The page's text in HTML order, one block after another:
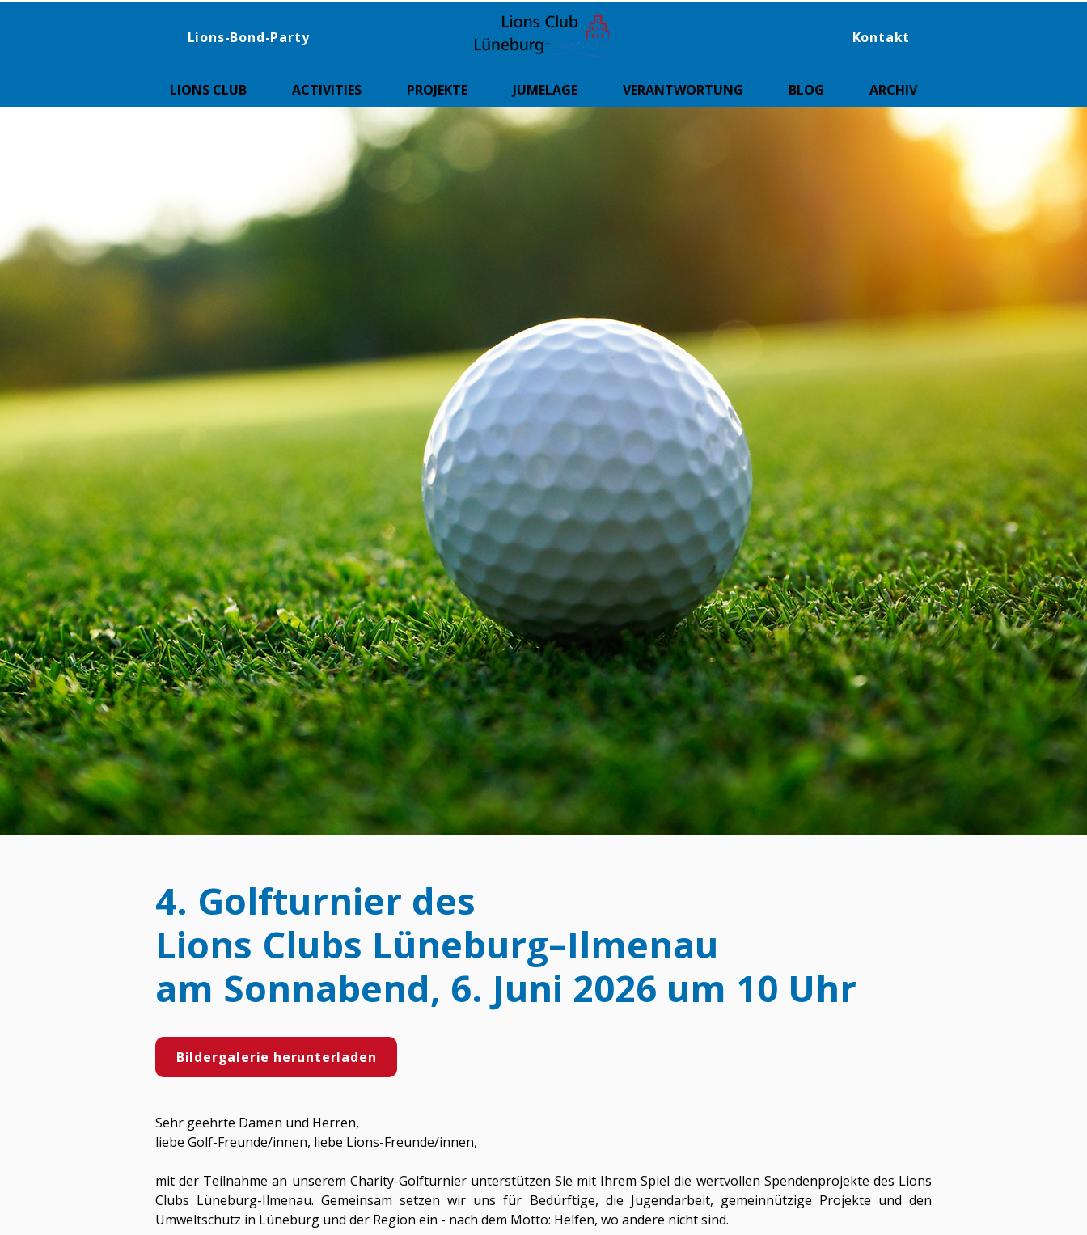
Lions-Bond-Party Kontakt
LIONS CLUB ACTIVITIES PROJEKTE JUMELAGE VERANTWORTUNG BLOG ARCHIV
4. Golfturnier des
Lions Clubs Lüneburg–Ilmenau
am Sonnabend, 6. Juni 2026 um 10 Uhr
Bildergalerie herunterladen
Sehr geehrte Damen und Herren,
liebe Golf-Freunde/innen, liebe Lions-Freunde/innen,
mit der Teilnahme an unserem Charity-Golfturnier unterstützen Sie mit Ihrem Spiel die wertvollen Spendenprojekte des Lions
Clubs Lüneburg-Ilmenau. Gemeinsam setzen wir uns für Bedürftige, die Jugendarbeit, gemeinnützige Projekte und den
Umweltschutz in Lüneburg und der Region ein - nach dem Motto: Helfen, wo andere nicht sind.